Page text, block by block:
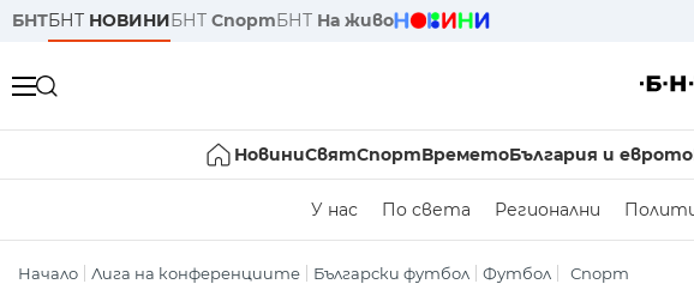
БНТБНТ НОВИНИБНТ СпортБНТ На живо
НовиниСвятСпортВреметоБългария и еврото
У нас По света Регионални
Начало Лига на конференциите Български футбол Футбол Спорт